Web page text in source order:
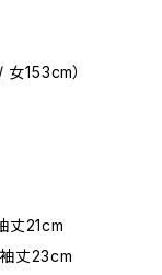
153cm）
21cm
丈23cm